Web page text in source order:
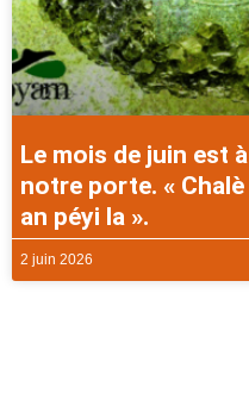
Le mois de juin est à
notre porte. « Chalè
an péyi la ».
2 juin 2026